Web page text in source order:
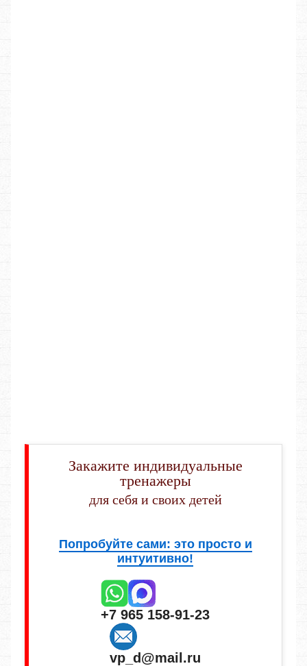
Закажите индивидуальные
тренажеры
для себя и своих детей
Попробуйте сами: это просто и
интуитивно!
+7 965 158-91-23
vp_d@mail.ru